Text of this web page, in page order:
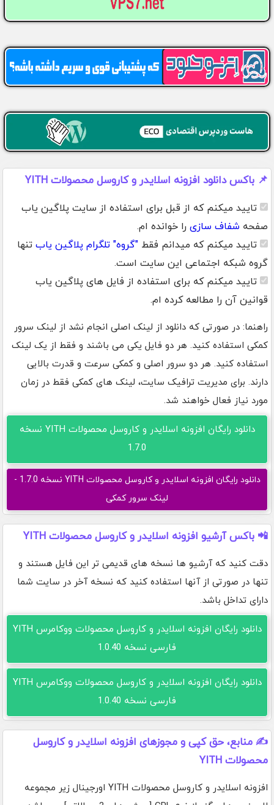
📌 باکس دانلود افزونه اسلایدر و کاروسل محصولات YITH
تایید میکنم که از قبل برای استفاده از سایت پلاگین یاب
صفحه شفاف سازی را خوانده ام.
تایید میکنم که میدانم فقط "گروه" تلگرام پلاگین یاب تنها
گروه شبکه اجتماعی این سایت است.
تایید میکنم که برای استفاده از فایل های پلاگین یاب
قوانین آن را مطالعه کرده ام.
راهنما: در صورتی که دانلود از لینک اصلی انجام نشد از لینک سرور
کمکی استفاده کنید. هر دو فایل یکی می باشند و فقط از یک لینک
استفاده کنید. هر دو سرور اصلی و کمکی سرعت و قدرت بالایی
دارند. برای مدیریت ترافیک سایت، لینک های کمکی فقط در زمان
مورد نیاز فعال خواهند شد.
دانلود رایگان افزونه اسلایدر و کاروسل محصولات YITH نسخه
1.7.0
دانلود رایگان افزونه اسلایدر و کاروسل محصولات YITH نسخه 1.7.0 -
لینک سرور کمکی
📲 باکس آرشیو افزونه اسلایدر و کاروسل محصولات YITH
دقت کنید که آرشیو ها نسخه های قدیمی تر این فایل هستند و
تنها در صورتی از آنها استفاده کنید که نسخه آخر در سایت شما
دارای تداخل باشد.
دانلود رایگان افزونه اسلایدر و کاروسل محصولات ووکامرس YITH
فارسی نسخه 1.0.40
دانلود رایگان افزونه اسلایدر و کاروسل محصولات ووکامرس YITH
فارسی نسخه 1.0.40
✍️ منابع، حق کپی و مجوزهای افزونه اسلایدر و کاروسل
محصولات YITH
افزونه اسلایدر و کاروسل محصولات YITH اورجینال زیر مجموعه